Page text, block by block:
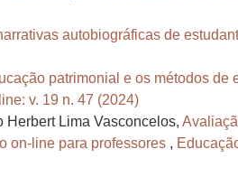
autobiográficas de
patrimonial e os métodos de
v. 19 n. 47 (2024)
Lima Vasconcelos,
on-line para professores ,